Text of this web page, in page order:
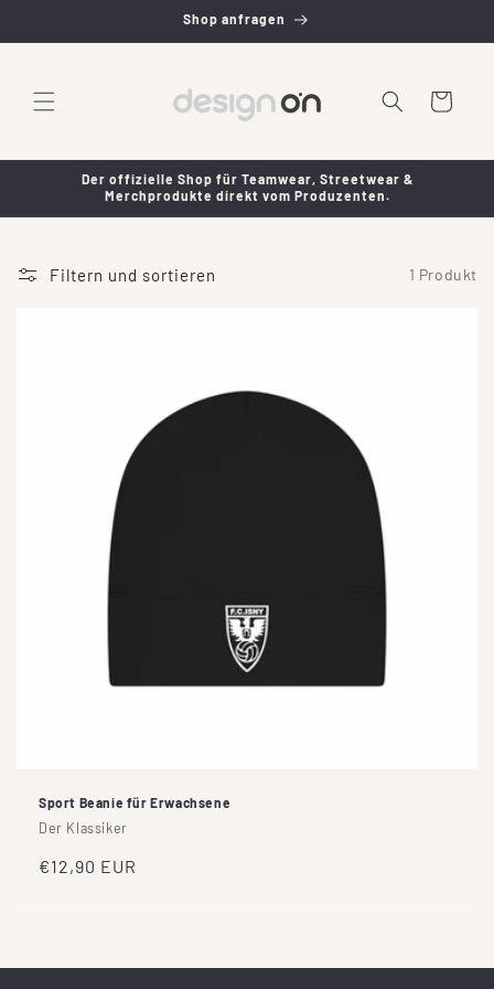
Inhalt
Shop anfragen
Warenkorb
Der offizielle Shop für Teamwear, Streetwear &
Merchprodukte direkt vom Produzenten.
Filtern und sortieren 1 Produkt
Sport Beanie für Erwachsene
Der Klassiker
Normaler
€12,90 EUR